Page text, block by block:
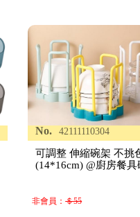
No. 42111110304
可調整 伸縮碗架 不挑
(14*16cm) @廚房餐具
非會員：＄55